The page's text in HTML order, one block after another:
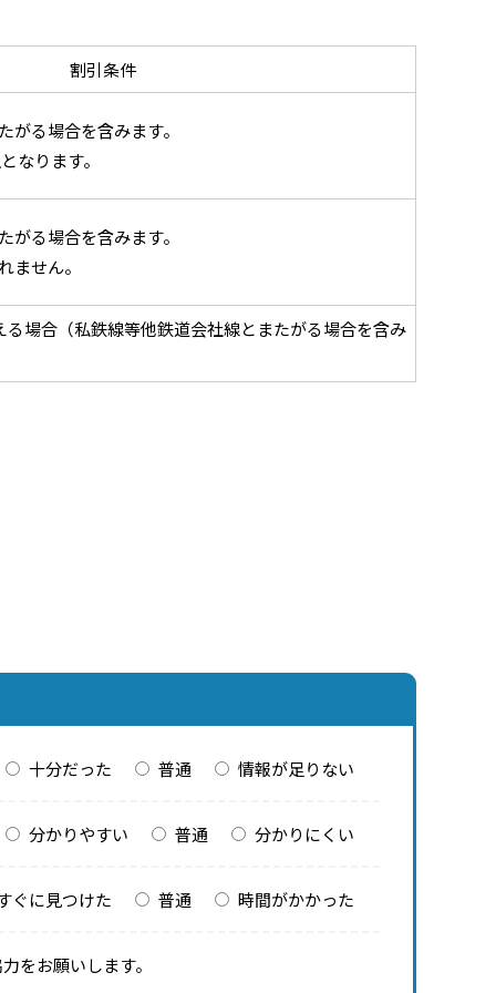
割引条件
がる場合を含みます。
なります。
がる場合を含みます。
ません。
場合（私鉄線等他鉄道会社線とまたがる場合を含み
十分だった 普通 情報が足りない
分かりやすい 普通 分かりにくい
ぐに見つけた 普通 時間がかかった
をお願いします。